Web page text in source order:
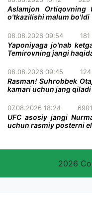
Aslamjon
o'tkazilishi malum bo'ldi
08.08.2026 09:54 181
Yaponiyaga jo'nab
Temirovning jangi
08.08.2026 09:45 124
Rasman! Suhrobbek
kamari uchun jang qiladi
07.08.2026 18:24 6901
UFC asosiy jangi
uchun rasmiy posterni
2026